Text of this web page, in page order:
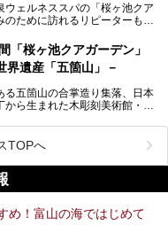
ウェルネススパの「桜ヶ池クア
ために訪れるリピーターも多
食、土日はその両方がランチ
ジナルのスイーツも評判で
」に宿泊して、食を満喫してき
！
「桜ヶ池クアガーデン」
遺産「五箇山」－
る五箇山の合掌造り集落、日本
ら生まれた木彫刻美術館・井
的な観光スポットがたくさんあ
ルジュ＆温泉ウェルネススパ
って、歴史の旅にお出かけし
TOPへ
め！富山の海ではじめて